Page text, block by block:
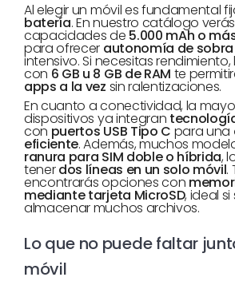
Al elegir un móvil es fundamental
batería. En nuestro catálogo
capacidades de 5.000 mAh o
para ofrecer autonomía de sobra
intensivo. Si necesitas
con 6 GB u 8 GB de RAM te
apps a la vez sin ralentizaciones.
En cuanto a conectividad, la
dispositivos ya integran
con puertos USB Tipo C para una
eficiente. Además, muchos
ranura para SIM doble o híbrida,
tenerdos líneas en un solo móvil.
encontrarás opciones con
mediante tarjeta MicroSD, ideal si
almacenar muchos archivos.
Lo que no puede faltar
móvil